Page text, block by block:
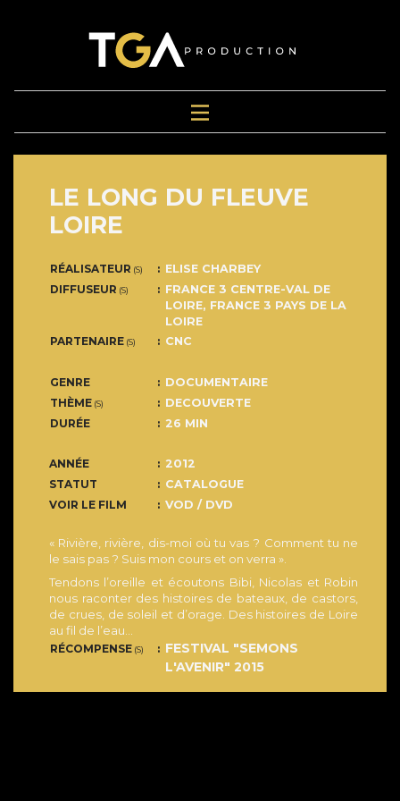
LE LONG DU FLEUVE
LOIRE
RÉALISATEUR (S)
ELISE CHARBEY
DIFFUSEUR (S)
FRANCE 3 CENTRE-VAL DE
LOIRE, FRANCE 3 PAYS DE LA
LOIRE
PARTENAIRE (S) CNC
GENRE
DOCUMENTAIRE
THÈME (S)
DECOUVERTE
DURÉE
26 MIN
ANNÉE
2012
STATUT
CATALOGUE
VOIR LE FILM
VOD / DVD
« Rivière, rivière, dis-moi où tu vas ? Comment tu ne
le sais pas ? Suis mon cours et on verra ».
Tendons l’oreille et écoutons Bibi, Nicolas et Robin
nous raconter des histoires de bateaux, de castors,
de crues, de soleil et d’orage. Des histoires de Loire
au fil de l’eau…
RÉCOMPENSE (S)
FESTIVAL "SEMONS
L'AVENIR" 2015